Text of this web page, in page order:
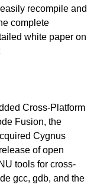
recompile and
complete
white paper on
Cross-Platform
Fusion, the
Cygnus
of open
tools for cross-
gcc, gdb, and the